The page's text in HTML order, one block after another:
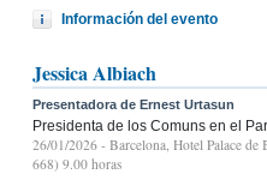
Información del evento
Jessica Albiach
Presentadora de Ernest Urtasun
Presidenta de los Comuns en el
26/01/2026 - Barcelona, Hotel Palace de
668) 9.00 horas